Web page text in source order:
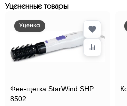
Уцененные товары
Уценка
Фен-щетка StarWind SHP
8502